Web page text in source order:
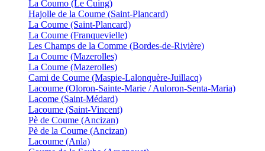
La Coumo (Le Cuing)
Hajolle de la Coume (Saint-Plancard)
La Coume (Saint-Plancard)
La Coume (Franquevielle)
Les Champs de la Comme (Bordes-de-Rivière)
La Coume (Mazerolles)
La Coume (Mazerolles)
Cami de Coume (Maspie-Lalonquère-Juillacq)
Lacoume (Oloron-Sainte-Marie / Auloron-Senta-Maria)
Lacome (Saint-Médard)
Lacoume (Saint-Vincent)
Pè de Coume (Ancizan)
Pè de la Coume (Ancizan)
Lacoume (Anla)